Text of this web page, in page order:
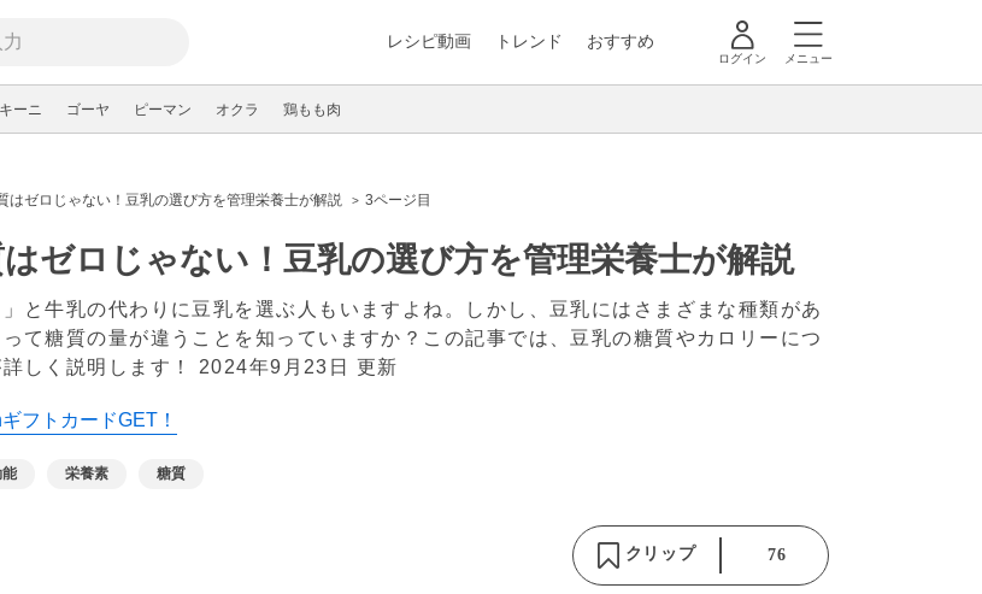
レシピ動画 トレンド おすすめ
ログイン メニュー
ーニ ゴーヤ ピーマン オクラ 鶏もも肉
はゼロじゃない！豆乳の選び方を管理栄養士が解説 3ページ目
ゼロじゃない！豆乳の選び方を管理栄養士が解説
」と牛乳の代わりに豆乳を選ぶ人もいますよね。しかし、豆乳にはさまざまな種類があ
て糖質の量が違うことを知っていますか？この記事では、豆乳の糖質やカロリーにつ
しく説明します！ 2024年9月23日 更新
フトカードGET！
栄養素 糖質
クリップ 76